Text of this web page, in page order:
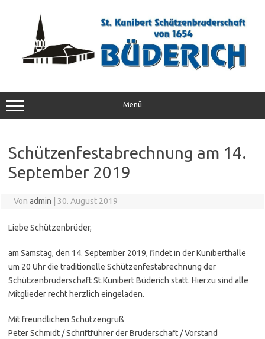
Menü
Schützenfestabrechnung am 14.
September 2019
Von admin 30. August 2019
Liebe Schützenbrüder,
am Samstag, den 14. September 2019, findet in der Kuniberthalle
um 20 Uhr die traditionelle Schützenfestabrechnung der
Schützenbruderschaft St.Kunibert Büderich statt. Hierzu sind alle
Mitglieder recht herzlich eingeladen.
Mit freundlichen Schützengruß
Peter Schmidt / Schriftführer der Bruderschaft / Vorstand